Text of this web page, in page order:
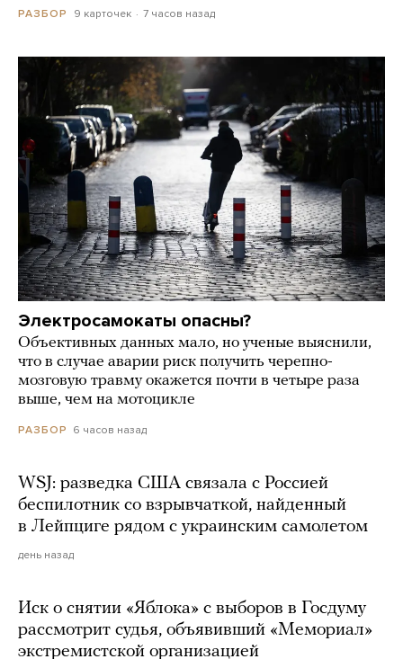
РАЗБОР 9 карточек 7 часов назад
Электросамокаты опасны?
Объективных данных мало, но ученые выяснили,
что в случае аварии риск получить черепно-
мозговую травму окажется почти в четыре раза
выше, чем на мотоцикле
РАЗБОР 6 часов назад
WSJ: разведка США связала с Россией
беспилотник со взрывчаткой, найденный
в Лейпциге рядом с украинским самолетом
день назад
Иск о снятии «Яблока» с выборов в Госдуму
рассмотрит судья, объявивший «Мемориал»
экстремистской организацией